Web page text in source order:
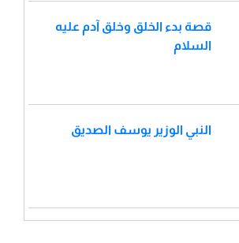
قصة بدء الخلق وخلق آدم عليه
السلام
النبي الوزير يوسف الصديق